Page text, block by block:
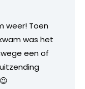
weer! Toen
was het
een of